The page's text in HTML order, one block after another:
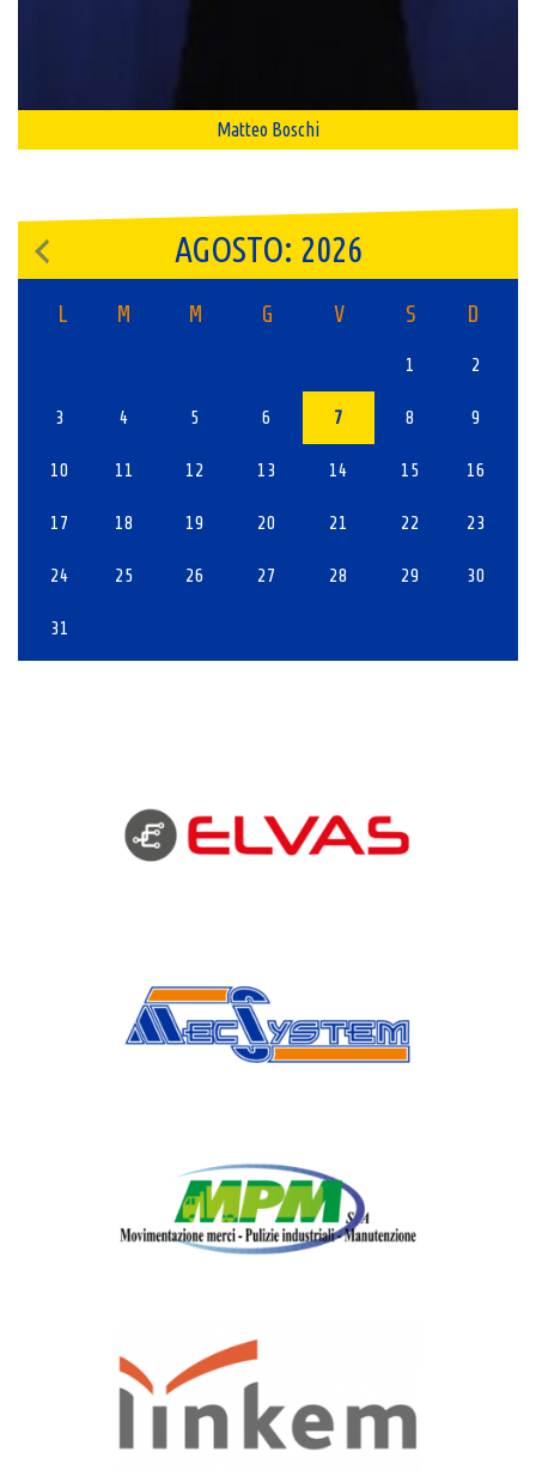
Matteo Boschi
AGOSTO: 2026
L M M G V S D
1 2
3 4 5 6 7 8 9
10 11 12 13 14 15 16
17 18 19 20 21 22 23
24 25 26 27 28 29 30
31